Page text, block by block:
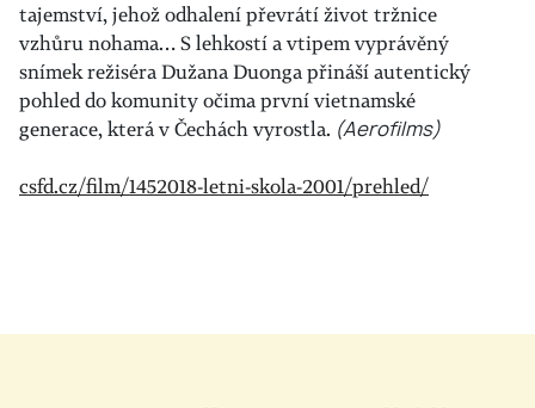
tajemství, jehož odhalení převrátí život tržnice
vzhůru nohama… S lehkostí a vtipem vyprávěný
snímek režiséra Dužana Duonga přináší autentický
pohled do komunity očima první vietnamské
generace, která v Čechách vyrostla. (Aerofilms)
csfd.cz/film/1452018-letni-skola-2001/prehled/